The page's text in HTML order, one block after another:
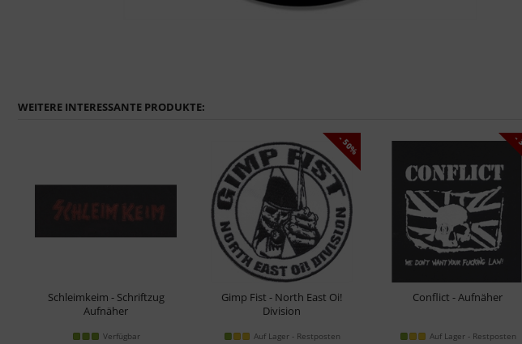
WEITERE INTERESSANTE PRODUKTE:
Schleimkeim - Schriftzug
Aufnäher
Verfügbar
Gimp Fist - North East Oi!
Division
Auf Lager - Restposten
- 50%
Conflict - Aufnäher
Auf Lager - Restposten
-